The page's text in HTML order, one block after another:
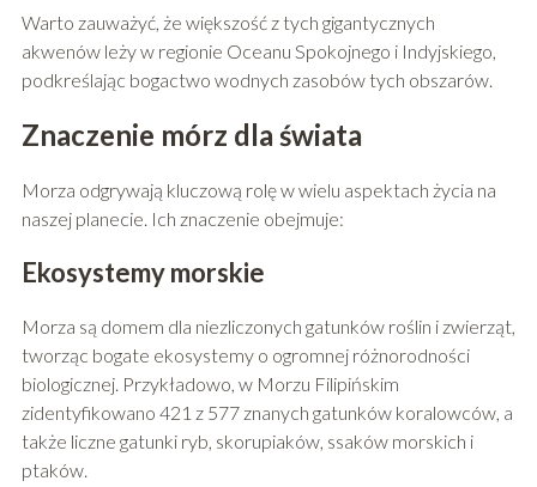
Warto zauważyć, że większość z tych gigantycznych
akwenów leży w regionie Oceanu Spokojnego i Indyjskiego,
podkreślając bogactwo wodnych zasobów tych obszarów.
Znaczenie mórz dla świata
Morza odgrywają kluczową rolę w wielu aspektach życia na
naszej planecie. Ich znaczenie obejmuje:
Ekosystemy morskie
Morza są domem dla niezliczonych gatunków roślin i zwierząt,
tworząc bogate ekosystemy o ogromnej różnorodności
biologicznej. Przykładowo, w Morzu Filipińskim
zidentyfikowano 421 z 577 znanych gatunków koralowców, a
także liczne gatunki ryb, skorupiaków, ssaków morskich i
ptaków.